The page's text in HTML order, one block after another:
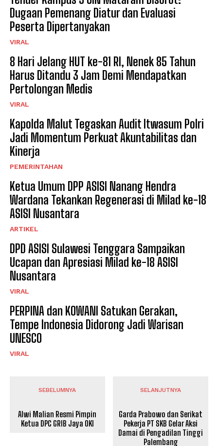
Dugaan Pemenang Diatur dan Evaluasi
Peserta Dipertanyakan
VIRAL
8 Hari Jelang HUT ke-81 RI, Nenek 85 Tahun
Harus Ditandu 3 Jam Demi Mendapatkan
Pertolongan Medis
VIRAL
Kapolda Malut Tegaskan Audit Itwasum Polri
Jadi Momentum Perkuat Akuntabilitas dan
Kinerja
PEMERINTAHAN
Ketua Umum DPP ASISI Nanang Hendra
Wardana Tekankan Regenerasi di Milad ke-18
ASISI Nusantara
ARTIKEL
DPD ASISI Sulawesi Tenggara Sampaikan
Ucapan dan Apresiasi Milad ke-18 ASISI
Nusantara
VIRAL
PERPINA dan KOWANI Satukan Gerakan,
Tempe Indonesia Didorong Jadi Warisan
UNESCO
VIRAL
SEBELUMNYA
Alwi Malian Resmi Pimpin
Ketua DPC GRIB Jaya OKI
SELANJUTNYA
Garda Prabowo dan Serikat
Pekerja PT SKB Gelar Aksi
Damai di Pengadilan Tinggi
Palembang